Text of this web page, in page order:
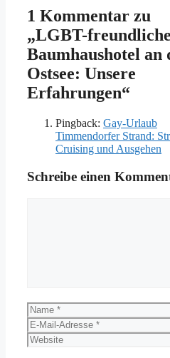
1 Kommentar zu
„LGBT-
Baumhaushotel an
Ostsee: Unsere
Erfahrungen“
Pingback: Gay-Urlaub
Timmendorfer Strand:
Cruising und Ausgehen
Schreibe einen
Name
E-
Mail-
Adresse
Website